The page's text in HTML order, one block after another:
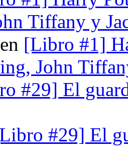
Tiffany y
en [Libro #1]
John
#29] El
#29] El